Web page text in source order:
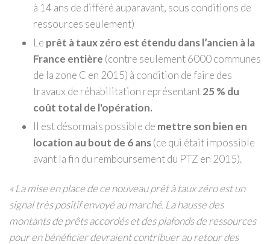
à 14 ans de différé auparavant, sous conditions de
ressources seulement)
Le prêt à taux zéro est étendu dans l’ancien à la
France entière (contre seulement 6000 communes
de la zone C en 2015) à condition de faire des
travaux de réhabilitation représentant25 % du
coût total de l'opération.
Il est désormais possible de mettre son bien en
location au bout de 6 ans(ce qui était impossible
avant la fin du remboursement du PTZ en 2015).
« La mise en place de ce nouveau prêt à taux zéro est un
signal très positif envoyé au marché. La hausse des
montants de prêts accordés et des plafonds de ressources
pour en bénéficier devraient contribuer au retour des